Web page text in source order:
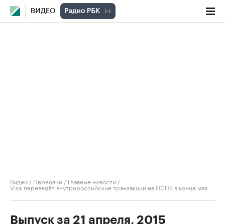
ВИДЕО
Видео / Передачи / Главные новости /
Visa переведёт внутрироссийские транзакции на НСПК в конце мая
Выпуск за 21 апреля, 2015